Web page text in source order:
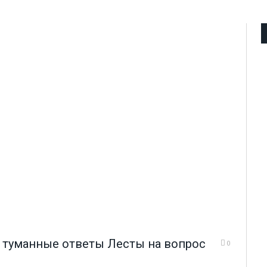
туманные ответы Лесты на вопрос 0